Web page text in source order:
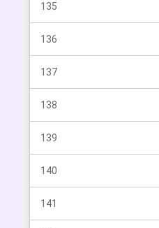
135
136
137
138
139
140
141